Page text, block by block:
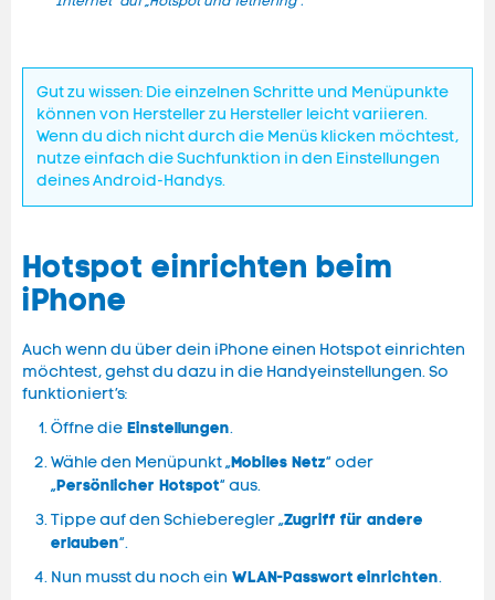
Gut zu wissen: Die einzelnen Schritte und Menüpunkte
können von Hersteller zu Hersteller leicht variieren.
Wenn du dich nicht durch die Menüs klicken möchtest,
nutze einfach die Suchfunktion in den Einstellungen
deines Android-Handys.
Hotspot einrichten beim
iPhone
Auch wenn du über dein iPhone einen Hotspot einrichten
möchtest, gehst du dazu in die Handyeinstellungen. So
funktioniert’s:
Öffne die Einstellungen.
Wähle den Menüpunkt „Mobiles Netz“ oder
„Persönlicher Hotspot“ aus.
Tippe auf den Schieberegler „Zugriff für andere
erlauben“.
Nun musst du noch ein WLAN-Passwort einrichten.